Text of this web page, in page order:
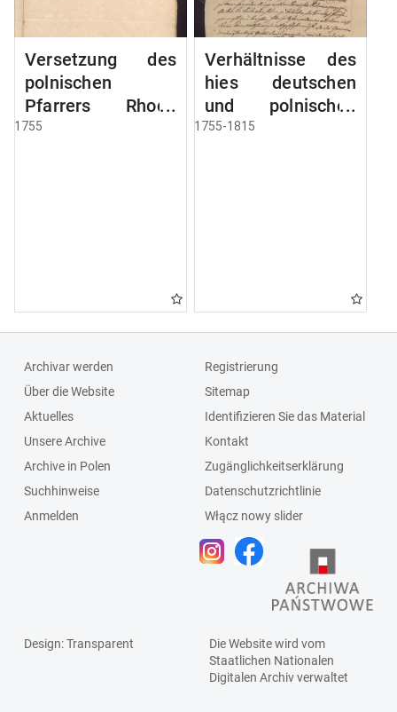
Versetzung des
polnischen
Pfarrers Rhode
nach Deutsch
1755
Verhältnisse des
hies deutschen
und polnischen
Pfarrers
1755-1815
Archivar werden
Über die Website
Aktuelles
Unsere Archive
Archive in Polen
Suchhinweise
Anmelden
Registrierung
Sitemap
Identifizieren Sie das Material
Kontakt
Zugänglichkeitserklärung
Datenschutzrichtlinie
Włącz nowy slider
Design: Transparent
Die Website wird vom
Staatlichen Nationalen
Digitalen Archivverwaltet